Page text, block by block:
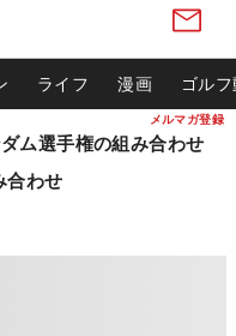
メルマガ登録
ライフ 漫画 ゴル
ム選手権の組み合わせ
わせ